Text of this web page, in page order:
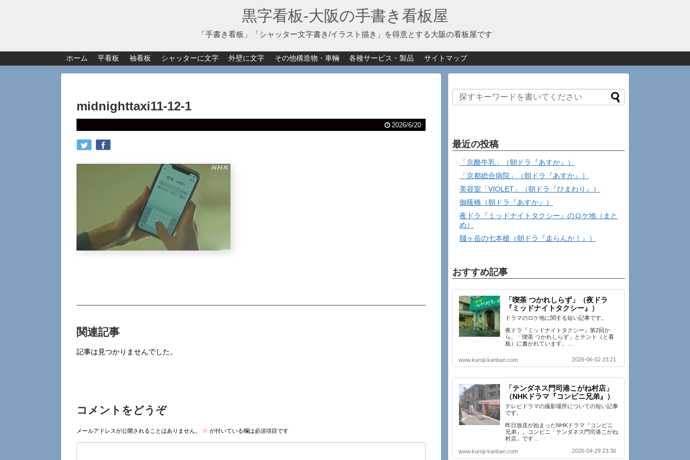
黒字看板‐大阪の手書き看板屋
「手書き看板」「シャッター文字書き/イラスト描き」を得意とする大阪の看板屋です
ホーム 平看板 袖看板 シャッターに文字 外壁に文字 その他構造物・車輛 各種サービス・製品 サイトマップ
midnighttaxi11-12-1
2026/6/20
関連記事
記事は見つかりませんでした。
コメントをどうぞ
メールアドレスが公開されることはありません。 ※ が付いている欄は必須項目です
最近の投稿
「京酪牛乳」（朝ドラ『あすか』）
「京都総合病院」（朝ドラ『あすか』）
美容室「VIOLET」（朝ドラ『ひまわり』）
御蔭橋（朝ドラ『あすか』）
夜ドラ『ミッドナイトタクシー』のロケ地（まと
め）
賤ヶ岳の七本槍（朝ドラ『走らんか！』）
おすすめ記事
「喫茶 つかれしらず」（夜ドラ
『ミッドナイトタクシー』）
ドラマのロケ地に関する短い記事です。
夜ドラ『ミッドナイトタクシー』第2回か
ら。「喫茶 つかれしらず」とテント（と看
板）に書かれています。…
www.kuroji-kanban.com 2026-06-02 23:21
「テンダネス門司港こがね村店」
（NHKドラマ『コンビニ兄弟』）
テレビドラマの撮影場所についての短い記事
です。
昨日放送が始まったNHKドラマ『コンビニ
兄弟』。コンビニ「テンダネス門司港こがね
村店」です…
www.kuroji-kanban.com 2026-04-29 23:36